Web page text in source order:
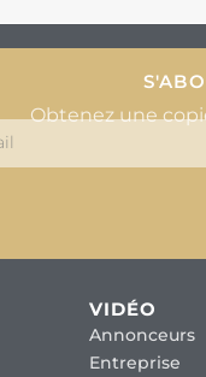
Obtenez une
VIDÉO
Annonceurs
Entreprise